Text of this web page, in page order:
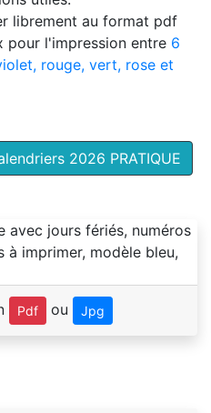
librement au format pdf
pour l'impression entre 6
rouge, vert, rose et
2026 PRATIQUE
Pdf ou Jpg